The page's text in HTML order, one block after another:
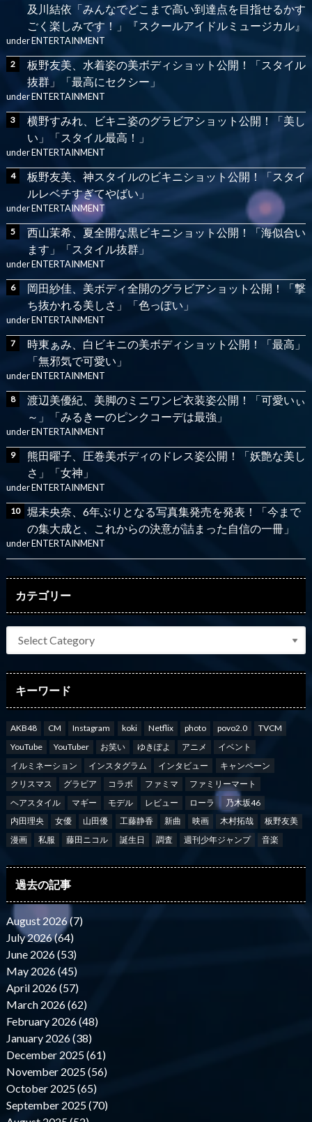
及川結依「みんなでどこまで高い到達点を目指せるかす
ごく楽しみです！」『スクールアイドルミュージカル』
underENTERTAINMENT
板野友美、水着姿の美ボディショット公開！「スタイル
抜群」「最高にセクシー」
underENTERTAINMENT
横野すみれ、ビキニ姿のグラビアショット公開！「美し
い」「スタイル最高！」
underENTERTAINMENT
板野友美、神スタイルのビキニショット公開！「スタイ
ルレベチすぎてやばい」
underENTERTAINMENT
西山茉希、夏全開な黒ビキニショット公開！「海似合い
ます」「スタイル抜群」
underENTERTAINMENT
岡田紗佳、美ボディ全開のグラビアショット公開！「撃
ち抜かれる美しさ」「色っぽい」
underENTERTAINMENT
時東ぁみ、白ビキニの美ボディショット公開！「最高」
「無邪気で可愛い」
underENTERTAINMENT
渡辺美優紀、美脚のミニワンピ衣装姿公開！「可愛いぃ
～」「みるきーのピンクコーデは最強」
underENTERTAINMENT
熊田曜子、圧巻美ボディのドレス姿公開！「妖艶な美し
さ」「女神」
underENTERTAINMENT
堀未央奈、6年ぶりとなる写真集発売を発表！「今まで
の集大成と、これからの決意が詰まった自信の一冊」
underENTERTAINMENT
カテゴリー
キーワード
AKB48 CM Instagram koki Netflix photo povo2.0
TVCM
YouTube
YouTuber お笑い ゆきぽよ アニメ
イベント
イルミネーション
インスタグラム インタビュー
キャンペーン
クリスマス
グラビア コラボ ファミマ
ファミリーマート
ヘアスタイル
マギー モデル レビュー ローラ
乃木坂46
内田理央
女優 山田優 工藤静香 新曲 映画 木村拓哉
板野友美
漫画
私服 藤田ニコル 誕生日 調査 週刊少年ジャンプ 音楽
過去の記事
August 2026 (7)
July 2026 (64)
June 2026 (53)
May 2026 (45)
April 2026 (57)
March 2026 (62)
February 2026 (48)
January 2026 (38)
December 2025 (61)
November 2025 (56)
October 2025 (65)
September 2025 (70)